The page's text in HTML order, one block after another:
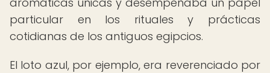
particular en los rituales y prácticas
cotidianas de los antiguos egipcios.
El loto azul, por ejemplo, era reverenciado por